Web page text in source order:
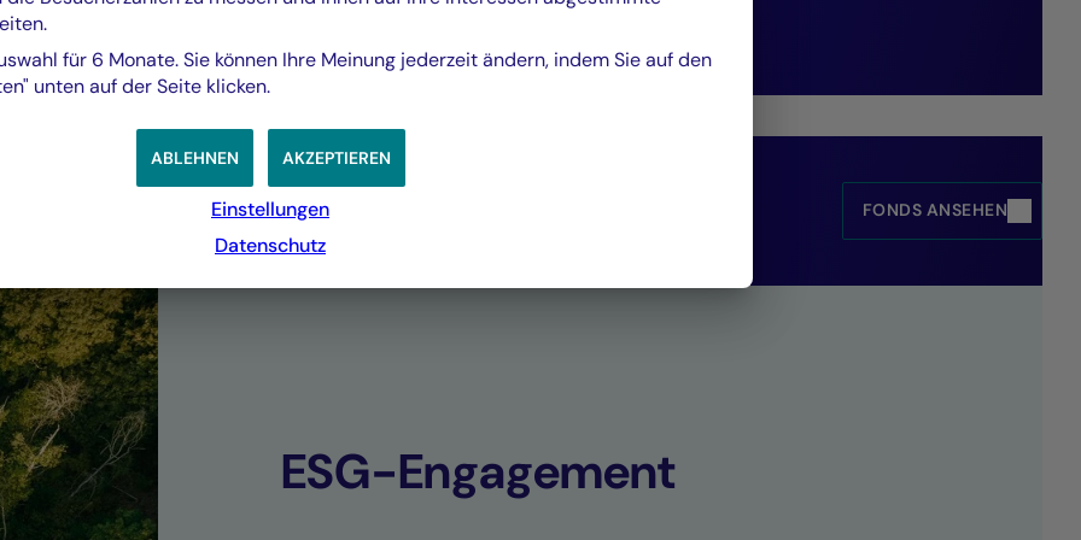
Caroline Lamy,
Leiterin Aktienproduktmanagement, Crédit Mutuel Asset Management.
Bedürfnisse und Risikoprofile eingeht.
FONDS ANSEHEN
ESG-Engagement
für 6 Monate. Sie können Ihre Meinung jederzeit ändern, indem Sie auf den
unten auf der Seite klicken.
AKZEPTIEREN
ABLEHNEN
Einstellungen
Datenschutz